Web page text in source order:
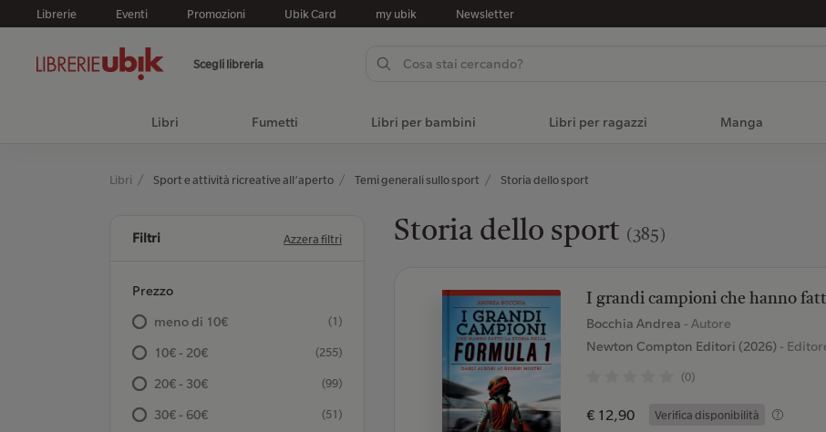
Librerie Eventi Promozioni Ubik Card my ubik Newsletter
Scegli libreria
Libri Fumetti Libri per bambini Libri per ragazzi Manga
Libri Sport e attività ricreative all’aperto Temi generali sullo sport Storia dello sport
Filtri Azzera filtri
Prezzo
meno di 10€
(1)
10€ - 20€ (255)
20€ - 30€ (99)
30€ - 60€ (51)
Storia dello sport (385)
I grandi campioni che hanno
Bocchia Andrea - Autore
Newton Compton Editori (2026)-
(0)
€ 12,90 Verifica disponibilità